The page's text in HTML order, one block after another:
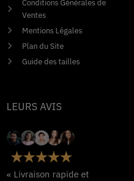
Conditions Générales de
Ventes
Mentions Légales
Plan du Site
Guide des tailles
LEURS AVIS
« Livraison rapide et